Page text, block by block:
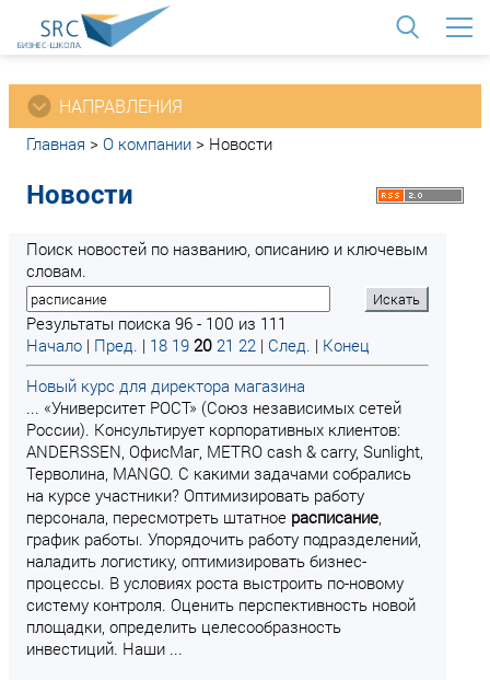
НАПРАВЛЕНИЯ
Главная > О компании > Новости
Новости
Поиск новостей по названию, описанию и ключевым
словам.
Результаты поиска 96 - 100 из 111
Начало | Пред. | 18 19 20 21 22 | След. | Конец
Новый курс для директора магазина
... «Университет РОСТ» (Союз независимых сетей
России). Консультирует корпоративных клиентов:
ANDERSSEN, ОфисМаг, METRO сash & сarry, Sunlight,
Терволина, MANGO. C какими задачами собрались
на курсе участники? Оптимизировать работу
персонала, пересмотреть штатное расписание,
график работы. Упорядочить работу подразделений,
наладить логистику, оптимизировать бизнес-
процессы. В условиях роста выстроить по-новому
систему контроля. Оценить перспективность новой
площадки, определить целесообразность
инвестиций. Наши ...